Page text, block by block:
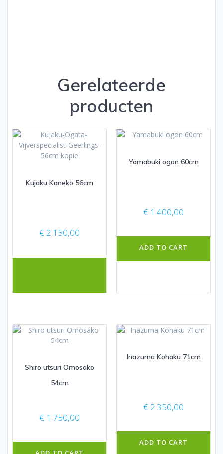
Gerelateerde
producten
Kujaku Kaneko 56cm
€ 2.150,00
Yamabuki ogon 60cm
€ 1.400,00
ADD TO CART
Shiro utsuri Omosako
54cm
€ 1.750,00
Inazuma Kohaku 71cm
€ 2.350,00
ADD TO CART